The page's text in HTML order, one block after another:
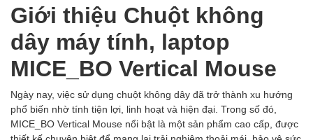
Giới thiệu Chuột không
dây máy tính, laptop
MICE_BO Vertical Mouse
Ngày nay, việc sử dụng chuột không dây đã trở thành xu hướng
phổ biến nhờ tính tiện lợi, linh hoạt và hiện đại. Trong số đó,
MICE_BO Vertical Mouse nổi bật là một sản phẩm cao cấp, được